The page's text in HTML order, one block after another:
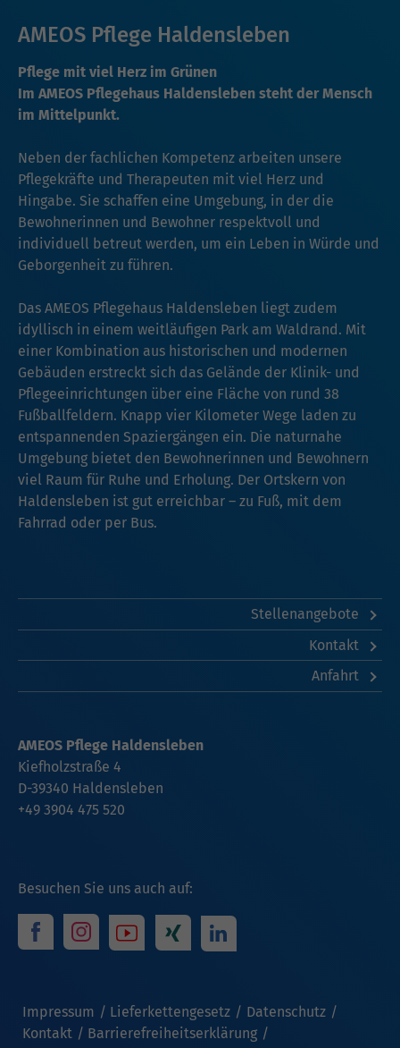
AMEOS Pflege Haldensleben
Pflege mit viel Herz im Grünen
Im AMEOS Pflegehaus Haldensleben steht der Mensch
im Mittelpunkt.
Neben der fachlichen Kompetenz arbeiten unsere
Pflegekräfte und Therapeuten mit viel Herz und
Hingabe. Sie schaffen eine Umgebung, in der die
Bewohnerinnen und Bewohner respektvoll und
individuell betreut werden, um ein Leben in Würde und
Geborgenheit zu führen.
Das AMEOS Pflegehaus Haldensleben liegt zudem
idyllisch in einem weitläufigen Park am Waldrand. Mit
einer Kombination aus historischen und modernen
Gebäuden erstreckt sich das Gelände der Klinik- und
Pflegeeinrichtungen über eine Fläche von rund 38
Fußballfeldern. Knapp vier Kilometer Wege laden zu
entspannenden Spaziergängen ein. Die naturnahe
Umgebung bietet den Bewohnerinnen und Bewohnern
viel Raum für Ruhe und Erholung. Der Ortskern von
Haldensleben ist gut erreichbar – zu Fuß, mit dem
Fahrrad oder per Bus.
Stellenangebote
Kontakt
Anfahrt
Besuchen Sie uns auch auf:
Impressum Lieferkettengesetz
Datenschutz
Kontakt
Barrierefreiheitserklärung
AMEOS Pflege Haldensleben
Kiefholzstraße 4
D-39340 Haldensleben
+49 3904 475 520